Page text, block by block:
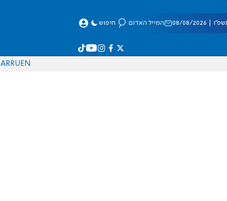
08/2026 המייל האדום חיפוש
EN
RU
AR